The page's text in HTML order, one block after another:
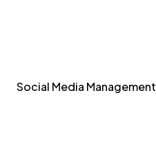
Social Media Management